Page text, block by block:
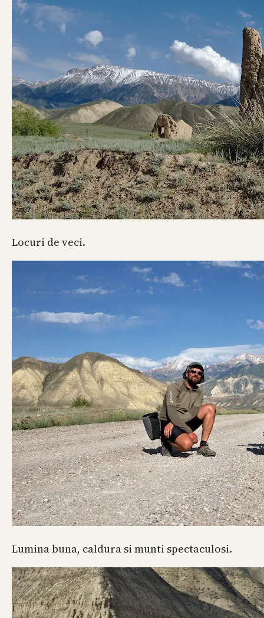
Locuri de veci.
Lumina buna, caldura si munti spectaculosi.